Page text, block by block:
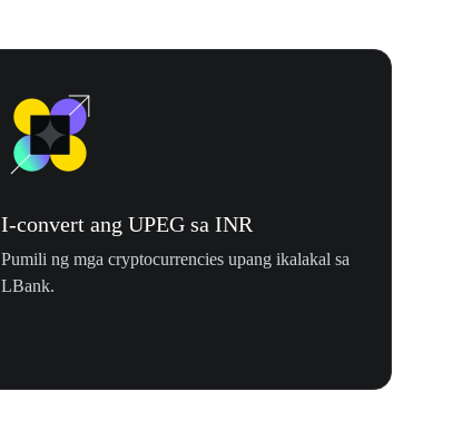
I-convert ang UPEG sa INR
Pumili ng mga cryptocurrencies upang ikalakal sa
LBank.